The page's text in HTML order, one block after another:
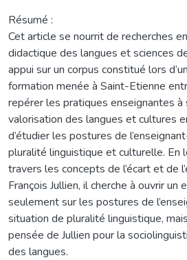
Résumé :
Cet article se nourrit de recherches
didactique des langues et sciences
appui sur un corpus constitué lors
formation menée à Saint-Etienne
repérer les pratiques enseignantes à
valorisation des langues et cultures
d’étudier les postures de
pluralité linguistique et culturelle. En
travers les concepts de l’écart et de
François Jullien, il cherche à ouvrir
seulement sur les postures de
situation de pluralité linguistique,
pensée de Jullien pour la
des langues.